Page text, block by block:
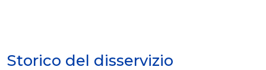
Storico del disservizio